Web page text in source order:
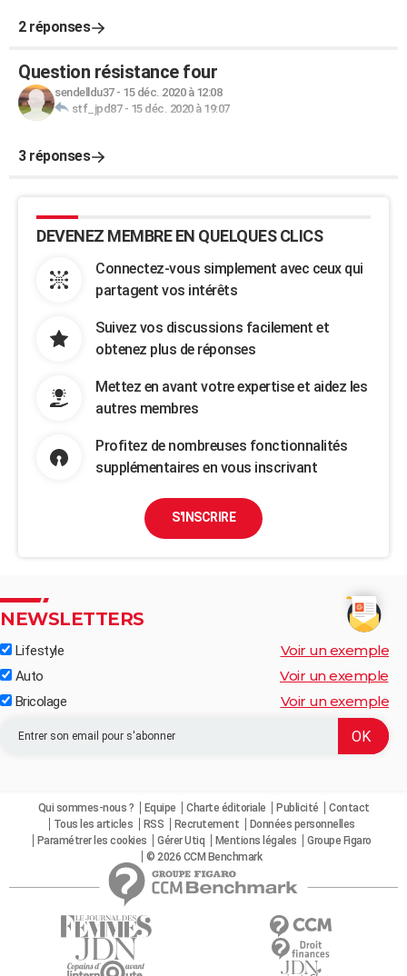
2 réponses
Question résistance four
sendelldu37- 15 déc. 2020 à 12:08
stf_jpd87- 15 déc. 2020 à 19:07
3 réponses
DEVENEZ MEMBRE EN QUELQUES CLICS
Connectez-vous simplement avec ceux qui
partagent vos intérêts
Suivez vos discussions facilement et
obtenez plus de réponses
Mettez en avant votre expertise et aidez les
autres membres
Profitez de nombreuses fonctionnalités
supplémentaires en vous inscrivant
S'INSCRIRE
NEWSLETTERS
Lifestyle Voir un exemple
Auto Voir un exemple
Bricolage Voir un exemple
Qui sommes-nous ? Equipe Charte éditoriale Publicité
Contact
Tous les articles
RSS Recrutement
Données personnelles
Paramétrer les cookies
Gérer Utiq Mentions légales
Groupe Figaro
© 2026 CCM Benchmark